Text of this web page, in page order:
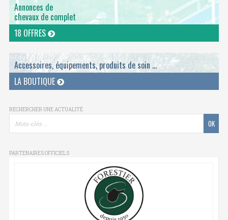
Annonces de
chevaux de complet
18 OFFRES
Accessoires, équipements, produits de soin ...
LA BOUTIQUE
RECHERCHER UNE ACTUALITÉ
PARTENAIRES OFFICIELS